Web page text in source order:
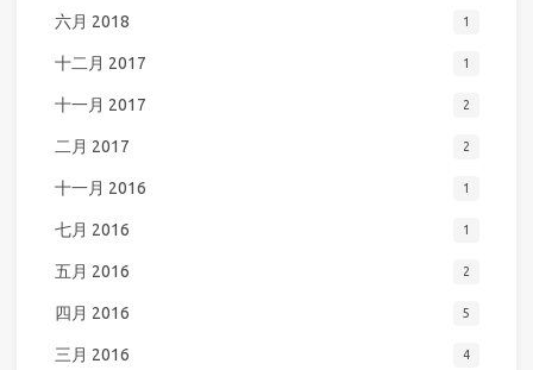
六月 2018 1
十二月 2017 1
十一月 2017 2
二月 2017 2
十一月 2016 1
七月 2016 1
五月 2016 2
四月 2016 5
三月 2016 4